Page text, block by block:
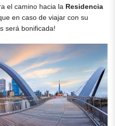
el camino hacia la Residencia
en caso de viajar con su
será bonificada!